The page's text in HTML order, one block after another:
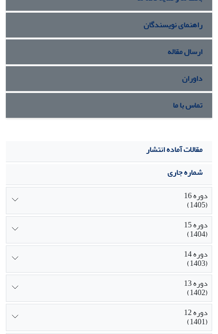
راهنمای نویسندگان
ارسال مقاله
داوران
تماس با ما
مقالات آماده انتشار
شماره جاری
دوره 16
(1405)
دوره 15
(1404)
دوره 14
(1403)
دوره 13
(1402)
دوره 12
(1401)